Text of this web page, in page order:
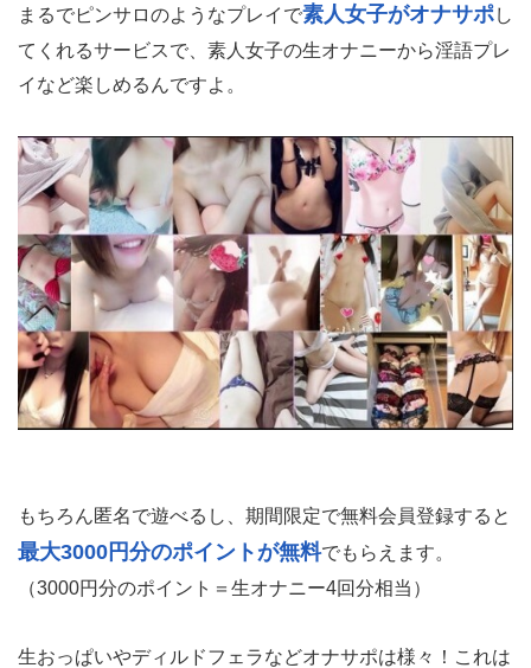
まるでピンサロのようなプレイで素人女子がオナサポし
てくれるサービスで、素人女子の生オナニーから淫語プレ
イなど楽しめるんですよ。
もちろん匿名で遊べるし、期間限定で無料会員登録すると
最大3000円分のポイントが無料でもらえます。
（3000円分のポイント＝生オナニー4回分相当）
生おっぱいやディルドフェラなどオナサポは様々！これは